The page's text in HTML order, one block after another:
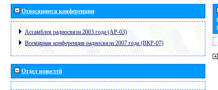
Относящиеся конференции
Ассамблея радиосвязи 2003 года (АР-03)
Всемирная конференция радиосвязи 2007 года (ВКР-07)
Отдел новостей